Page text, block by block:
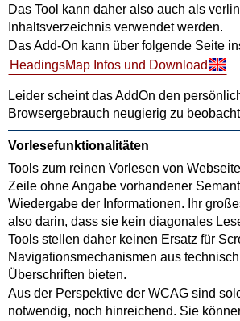
Das Tool kann daher also auch als
Inhaltsverzeichnis verwendet werden.
Das Add-On kann über folgende Seite
HeadingsMap Infos und Download
Leider scheint das AddOn den
Browsergebrauch neugierig zu
Vorlesefunktionalitäten
Tools zum reinen Vorlesen von
Zeile ohne Angabe vorhandener
Wiedergabe der Informationen. Ihr
also darin, dass sie kein diagonales
Tools stellen daher keinen Ersatz für
Navigationsmechanismen aus
Überschriften bieten.
Aus der Perspektive der WCAG sind
notwendig, noch hinreichend. Sie